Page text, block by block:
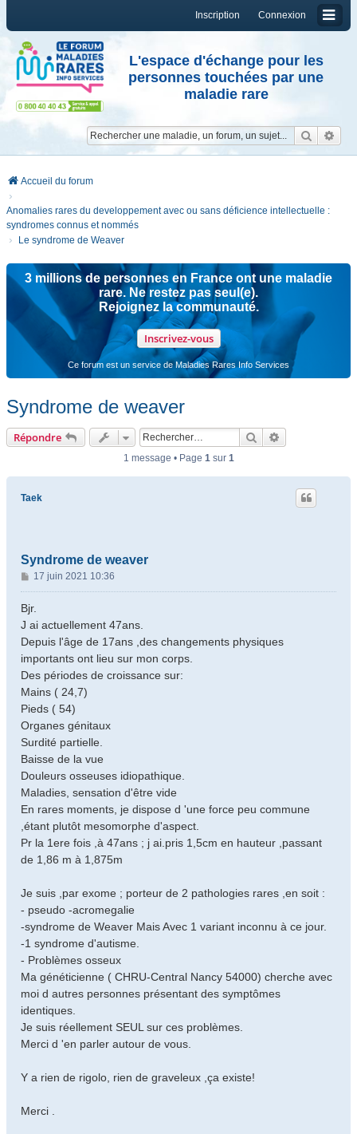
Connexion
Inscription
L'espace d'échange pour les
personnes touchées par une
maladie rare
Accueil du forum
Anomalies rares du developpement avec ou sans déficience intellectuelle :
syndromes connus et nommés
Le syndrome de Weaver
3 millions de personnes en France ont une maladie
rare. Ne restez pas seul(e).
Rejoignez la communauté.
Inscrivez-vous
Ce forum est un service de Maladies Rares Info Services
Syndrome de weaver
Répondre Rechercher
1 message • Page 1sur 1
Taek
Syndrome de weaver
M
e
s
g
e
17 juin 2021 10:36
Bjr.
J ai actuellement 47ans.
Depuis l'âge de 17ans ,des changements physiques
importants ont lieu sur mon corps.
Des périodes de croissance sur:
Mains ( 24,7)
Pieds ( 54)
Organes génitaux
Surdité partielle.
Baisse de la vue
Douleurs osseuses idiopathique.
Maladies, sensation d'être vide
En rares moments, je dispose d 'une force peu commune
,étant plutôt mesomorphe d'aspect.
Pr la 1ere fois ,à 47ans ; j ai.pris 1,5cm en hauteur ,passant
de 1,86 m à 1,875m
Je suis ,par exome ; porteur de 2 pathologies rares ,en soit :
- pseudo -acromegalie
-syndrome de Weaver Mais Avec 1 variant inconnu à ce jour.
-1 syndrome d'autisme.
- Problèmes osseux
Ma généticienne ( CHRU-Central Nancy 54000) cherche avec
moi d autres personnes présentant des symptômes
identiques.
Je suis réellement SEUL sur ces problèmes.
Merci d 'en parler autour de vous.
Y a rien de rigolo, rien de graveleux ,ça existe!
Merci .